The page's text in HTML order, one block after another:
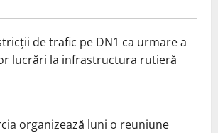
de trafic pe DN1 ca urmare a
lucrări la infrastructura rutieră
organizează luni o reuniune